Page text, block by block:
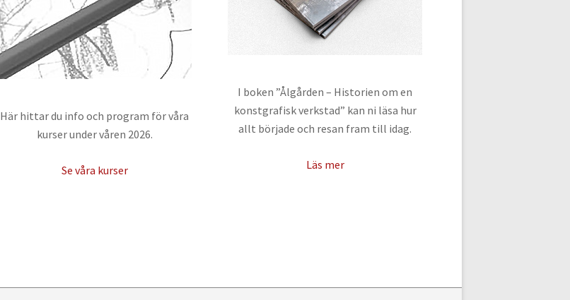
Här hittar du info och program för våra
kurser under våren 2026.
Se våra kurser
I boken ”Ålgården – Historien om en
konstgrafisk verkstad” kan ni läsa hur
allt började och resan fram till idag.
Läs mer